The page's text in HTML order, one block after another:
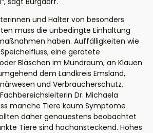
und Halter von besonders
muss die unbedingte Einhaltung
haben. Auffälligkeiten wie
eine gerötete
Bläschen im Mundraum, an Klauen
dem Landkreis Emsland,
und Verbraucherschutz,
Dr. Michaela
manche Tiere kaum Symptome
daher genauestens beobachtet
Tiere sind hochansteckend. Hohes